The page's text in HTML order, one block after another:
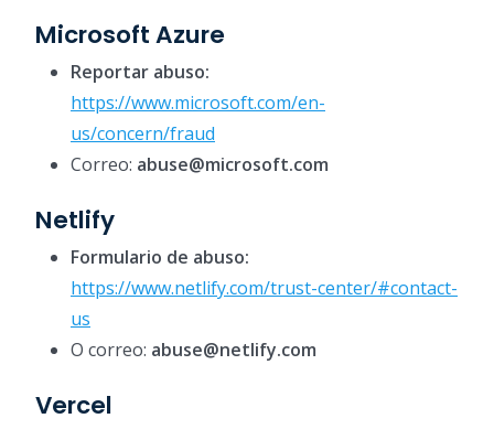
Microsoft Azure
Reportar abuso:
https://www.microsoft.com/en-
us/concern/fraud
Correo: abuse@microsoft.com
Netlify
Formulario de abuso:
https://www.netlify.com/trust-center/#contact-
us
O correo: abuse@netlify.com
Vercel